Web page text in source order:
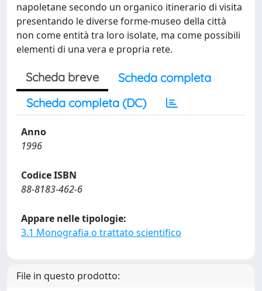
napoletane secondo un organico itinerario di visita
presentando le diverse forme-museo della città
non come entità tra loro isolate, ma come possibili
elementi di una vera e propria rete.
Scheda breve
Scheda completa
Scheda completa (DC)
Anno
1996
Codice ISBN
88-8183-462-6
Appare nelle tipologie:
3.1 Monografia o trattato scientifico
File in questo prodotto: